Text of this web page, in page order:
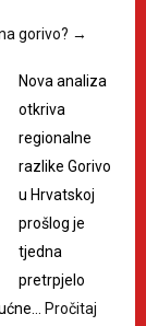
gorivo? →
Nova analiza
otkriva
regionalne
razlike Gorivo
u Hrvatskoj
prošlog je
tjedna
pretrpjelo
Pročitaj